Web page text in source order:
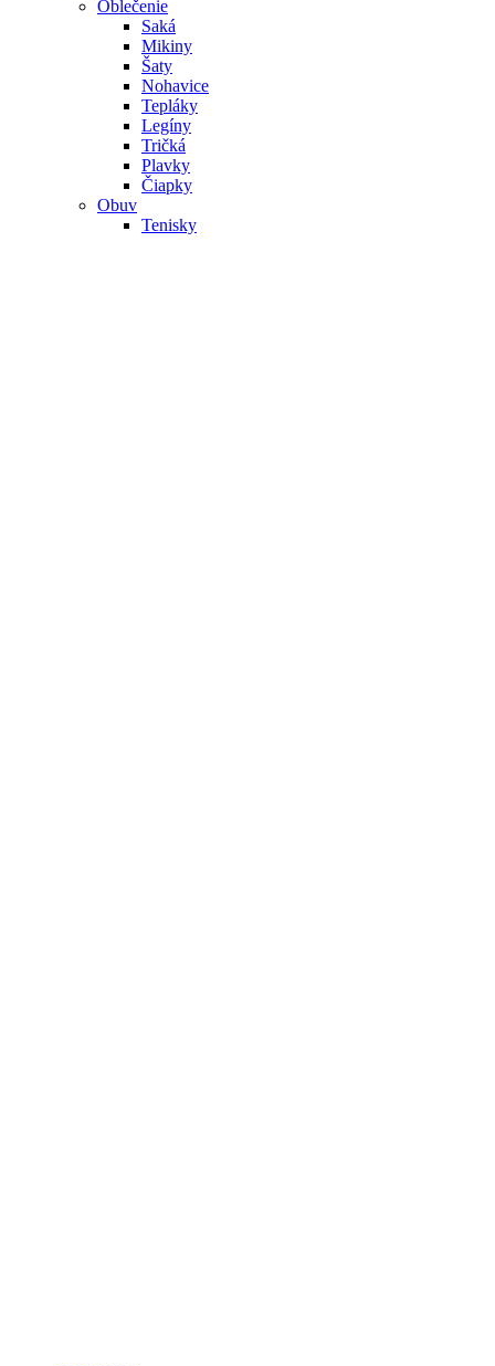
Oblečenie
Saká
Mikiny
Šaty
Nohavice
Tepláky
Legíny
Tričká
Plavky
Čiapky
Obuv
Tenisky